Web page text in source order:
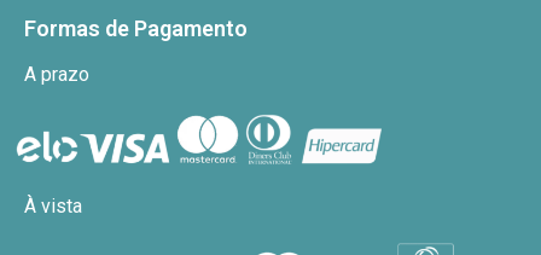
Formas de Pagamento
A prazo
À vista